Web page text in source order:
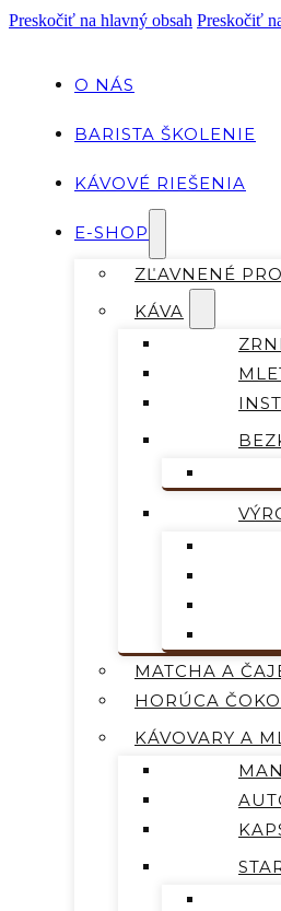
Preskočiť na hlavný obsah Preskočiť
O NÁS
BARISTA ŠKOLENIE
KÁVOVÉ RIEŠENIA
E-SHOP
ZĽAVNENÉ
KÁVA
MATCHA A
HORÚCA
KÁVOVARY A